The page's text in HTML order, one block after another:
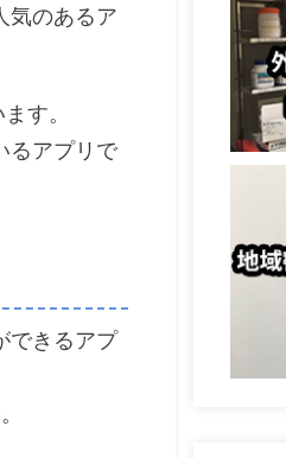
気のあるア
す。
るアプリで
できるアプ